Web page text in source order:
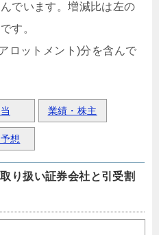
でいます。増減比は左の
す。
ロットメント)分を含んで
業績・株主
想
り扱い証券会社と引受割